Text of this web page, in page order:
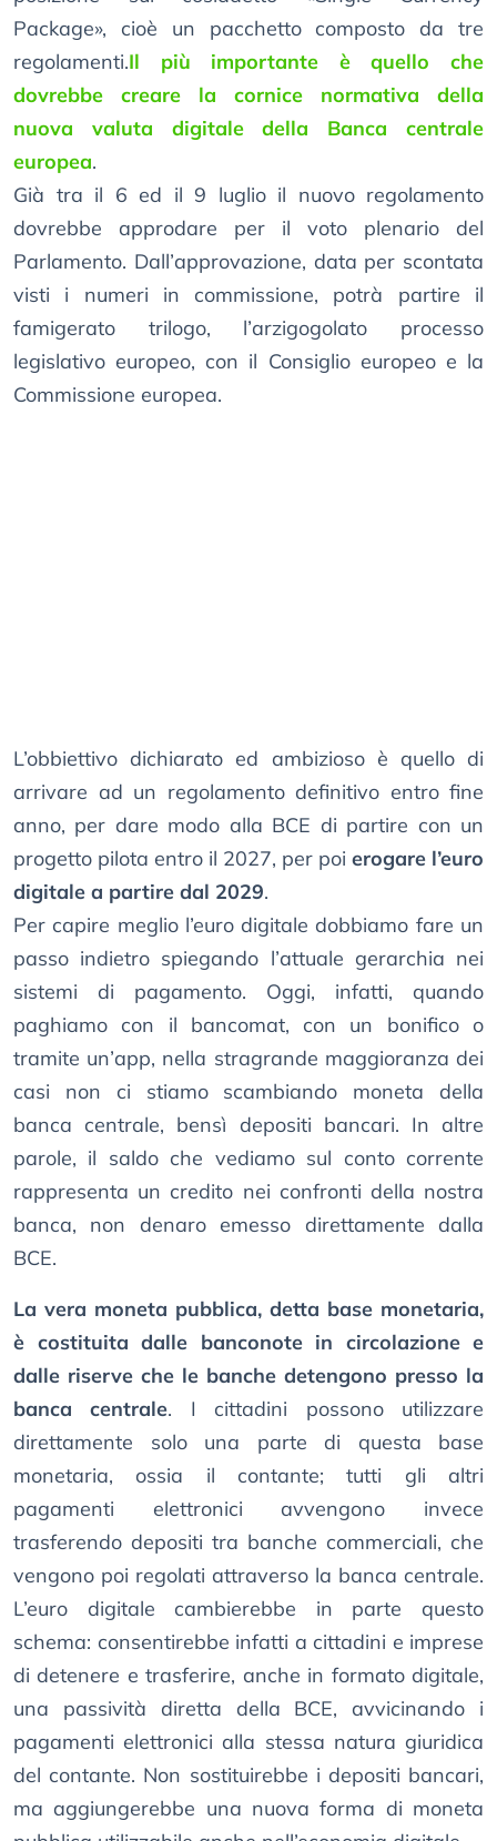
Package», cioè un pacchetto composto da tre
regolamenti.Il più importante è quello che
dovrebbe creare la cornice normativa della
nuova valuta digitale della Banca centrale
europea.
Già tra il 6 ed il 9 luglio il nuovo regolamento
dovrebbe approdare per il voto plenario del
Parlamento. Dall’approvazione, data per scontata
visti i numeri in commissione, potrà partire il
famigerato trilogo, l’arzigogolato processo
legislativo europeo, con il Consiglio europeo e la
Commissione europea.
L’obbiettivo dichiarato ed ambizioso è quello di
arrivare ad un regolamento definitivo entro fine
anno, per dare modo alla BCE di partire con un
progetto pilota entro il 2027, per poi erogare l’euro
digitale a partire dal 2029.
Per capire meglio l’euro digitale dobbiamo fare un
passo indietro spiegando l’attuale gerarchia nei
sistemi di pagamento. Oggi, infatti, quando
paghiamo con il bancomat, con un bonifico o
tramite un’app, nella stragrande maggioranza dei
casi non ci stiamo scambiando moneta della
banca centrale, bensì depositi bancari. In altre
parole, il saldo che vediamo sul conto corrente
rappresenta un credito nei confronti della nostra
banca, non denaro emesso direttamente dalla
BCE.
La vera moneta pubblica, detta base monetaria,
è costituita dalle banconote in circolazione e
dalle riserve che le banche detengono presso la
banca centrale. I cittadini possono utilizzare
direttamente solo una parte di questa base
monetaria, ossia il contante; tutti gli altri
pagamenti elettronici avvengono invece
trasferendo depositi tra banche commerciali, che
vengono poi regolati attraverso la banca centrale.
L’euro digitale cambierebbe in parte questo
schema: consentirebbe infatti a cittadini e imprese
di detenere e trasferire, anche in formato digitale,
una passività diretta della BCE, avvicinando i
pagamenti elettronici alla stessa natura giuridica
del contante. Non sostituirebbe i depositi bancari,
ma aggiungerebbe una nuova forma di moneta